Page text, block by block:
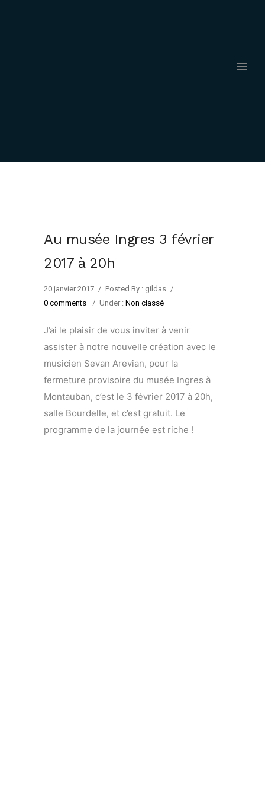
Au musée Ingres 3 février
2017 à 20h
20 janvier 2017 / Posted By : gildas /
0 comments
/ Under : Non classé
J’ai le plaisir de vous inviter à venir
assister à notre nouvelle création avec le
musicien Sevan Arevian, pour la
fermeture provisoire du musée Ingres à
Montauban, c’est le 3 février 2017 à 20h,
salle Bourdelle, et c’est gratuit. Le
programme de la journée est riche !